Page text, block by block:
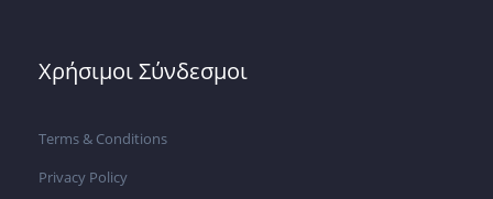
Χρήσιμοι Σύνδεσμοι
Terms & Conditions
Privacy Policy